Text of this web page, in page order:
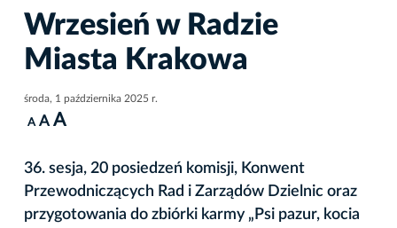
Wrzesień w Radzie
Miasta Krakowa
środa, 1 października 2025 r.
A A A
36. sesja, 20 posiedzeń komisji, Konwent
Przewodniczących Rad i Zarządów Dzielnic oraz
przygotowania do zbiórki karmy „Psi pazur, kocia